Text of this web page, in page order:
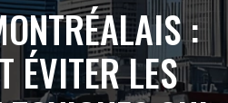
:
ÉVITER LES